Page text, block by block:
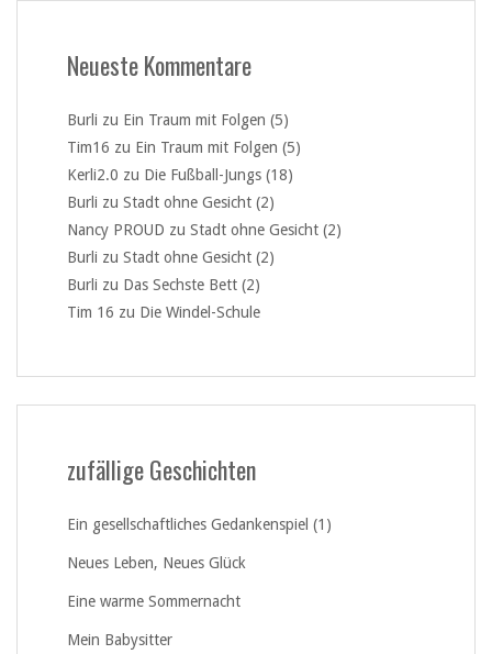
Neueste Kommentare
Burli zu Ein Traum mit Folgen (5)
Tim16 zu Ein Traum mit Folgen (5)
Kerli2.0 zu Die Fußball-Jungs (18)
Burli zu Stadt ohne Gesicht (2)
Nancy PROUD zu Stadt ohne Gesicht (2)
Burli zu Stadt ohne Gesicht (2)
Burli zu Das Sechste Bett (2)
Tim 16 zu Die Windel-Schule
zufällige Geschichten
Ein gesellschaftliches Gedankenspiel (1)
Neues Leben, Neues Glück
Eine warme Sommernacht
Mein Babysitter